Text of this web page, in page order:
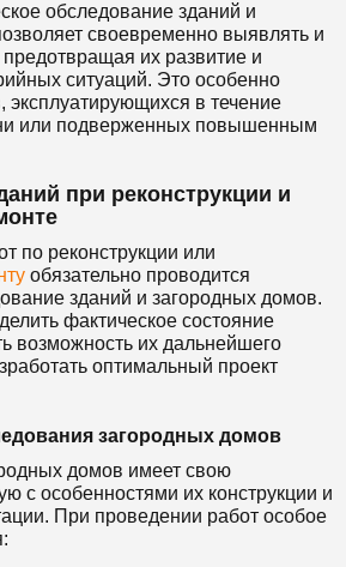
обследование зданий и
своевременно выявлять и
их развитие и
ситуаций. Это особенно
эксплуатирующихся в течение
или подверженных повышенным
при реконструкции и
по реконструкции или
обязательно проводится
зданий и загородных домов.
фактическое состояние
возможность их дальнейшего
оптимальный проект
загородных домов
домов имеет свою
с особенностями их конструкции и
При проведении работ особое